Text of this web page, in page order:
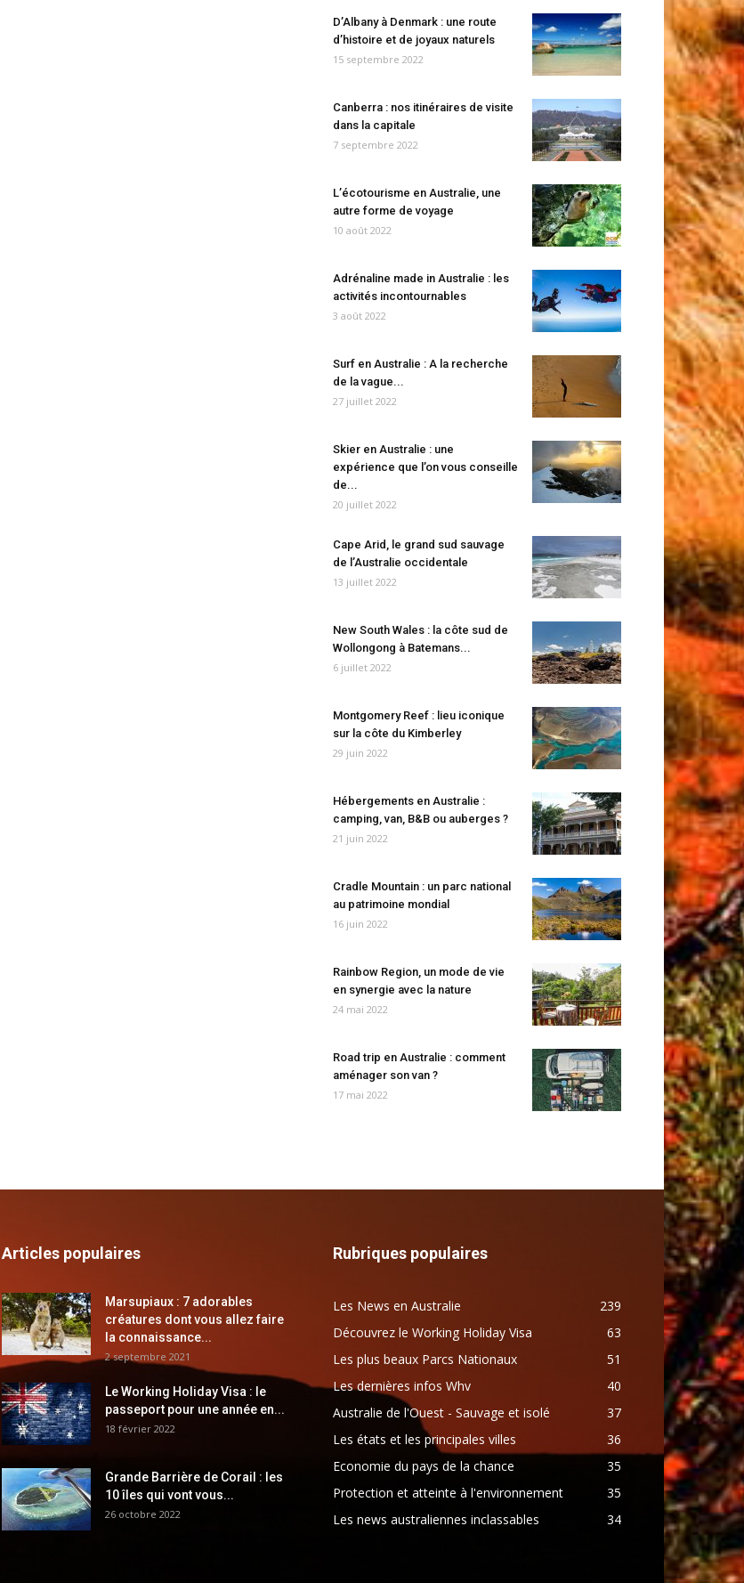
D’Albany à Denmark : une route
d’histoire et de joyaux naturels
15 septembre 2022
Canberra : nos itinéraires de visite
dans la capitale
7 septembre 2022
L’écotourisme en Australie, une
autre forme de voyage
10 août 2022
Adrénaline made in Australie : les
activités incontournables
3 août 2022
Surf en Australie : A la recherche
de la vague...
27 juillet 2022
Skier en Australie : une
expérience que l’on vous conseille
de...
20 juillet 2022
Cape Arid, le grand sud sauvage
de l’Australie occidentale
13 juillet 2022
New South Wales : la côte sud de
Wollongong à Batemans...
6 juillet 2022
Montgomery Reef : lieu iconique
sur la côte du Kimberley
29 juin 2022
Hébergements en Australie :
camping, van, B&B ou auberges ?
21 juin 2022
Cradle Mountain : un parc national
au patrimoine mondial
16 juin 2022
Rainbow Region, un mode de vie
en synergie avec la nature
24 mai 2022
Road trip en Australie : comment
aménager son van ?
17 mai 2022
Articles populaires
Marsupiaux : 7 adorables
créatures dont vous allez faire
la connaissance...
2 septembre 2021
Le Working Holiday Visa : le
passeport pour une année en...
18 février 2022
Grande Barrière de Corail : les
10 îles qui vont vous...
26 octobre 2022
Rubriques populaires
Les News en Australie
239
Découvrez le Working Holiday Visa
63
Les plus beaux Parcs Nationaux
51
Les dernières infos Whv
40
Australie de l'Ouest - Sauvage et isolé
37
Les états et les principales villes
36
Economie du pays de la chance
35
Protection et atteinte à l'environnement
35
Les news australiennes inclassables
34